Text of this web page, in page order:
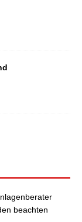
beachten